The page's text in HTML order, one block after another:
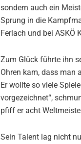
sondern auch ein
Sprung in die
Ferlach und bei ASKÖ
Zum Glück führte ihn
Ohren kam, dass man
Er wollte so viele
vorgezeichnet“,
pfiff er acht
Sein Talent lag nicht